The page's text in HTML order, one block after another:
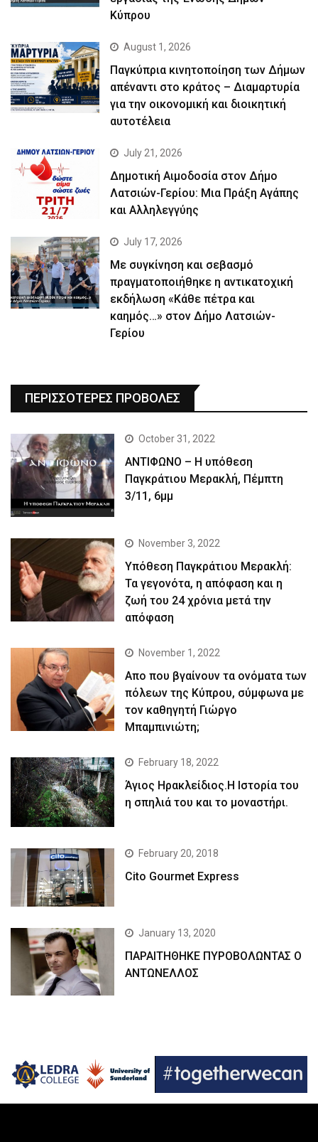
Κύπρου
August 1, 2026
Παγκύπρια κινητοποίηση των Δήμων
απέναντι στο κράτος – Διαμαρτυρία
για την οικονομική και διοικητική
αυτοτέλεια
July 21, 2026
Δημοτική Αιμοδοσία στον Δήμο
Λατσιών-Γερίου: Μια Πράξη Αγάπης
και Αλληλεγγύης
July 17, 2026
Με συγκίνηση και σεβασμό
πραγματοποιήθηκε η αντικατοχική
εκδήλωση «Κάθε πέτρα και
καημός…» στον Δήμο Λατσιών-
Γερίου
ΠΕΡΙΣΣΟΤΕΡΕΣ ΠΡΟΒΟΛΕΣ
October 31, 2022
ΑΝΤΙΦΩΝΟ – Η υπόθεση
Παγκράτιου Μερακλή, Πέμπτη
3/11, 6μμ
November 3, 2022
Yπόθεση Παγκράτιου Μερακλή:
Τα γεγονότα, η απόφαση και η
ζωή του 24 χρόνια μετά την
απόφαση
November 1, 2022
Απο που βγαίνουν τα ονόματα των
πόλεων της Κύπρου, σύμφωνα με
τον καθηγητή Γιώργο
Μπαμπινιώτη;
February 18, 2022
Άγιος Ηρακλείδιος.Η Ιστορία του
η σπηλιά του και το μοναστήρι.
February 20, 2018
Cito Gourmet Express
January 13, 2020
ΠΑΡΑΙΤΗΘΗΚΕ ΠΥΡΟΒΟΛΩΝΤΑΣ Ο
ΑΝΤΩΝΕΛΛΟΣ